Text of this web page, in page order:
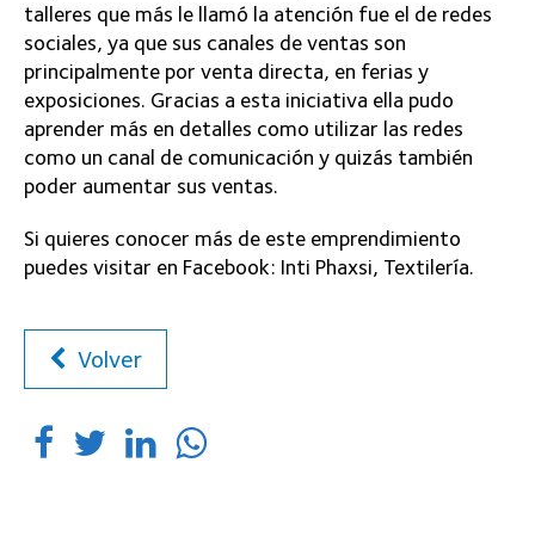
talleres que más le llamó la atención fue el de redes
sociales, ya que sus canales de ventas son
principalmente por venta directa, en ferias y
exposiciones. Gracias a esta iniciativa ella pudo
aprender más en detalles como utilizar las redes
como un canal de comunicación y quizás también
poder aumentar sus ventas.
Si quieres conocer más de este emprendimiento
puedes visitar en Facebook: Inti Phaxsi, Textilería.
Volver